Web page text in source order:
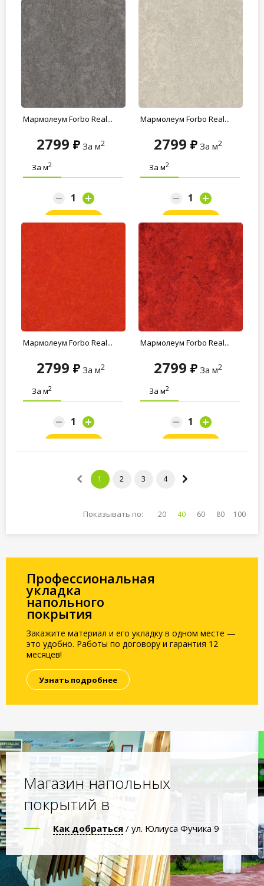
Мармолеум Forbo Real...
2799 За м2
За м2
Заказать
Мармолеум Forbo Real...
2799 За м2
За м2
Заказать
Мармолеум Forbo Real...
2799 За м2
За м2
Заказать
Мармолеум Forbo Real...
2799 За м2
За м2
Заказать
1 2 3 4
Показывать по: 20 40 60 80 100
Профессиональная
укладка
напольного
покрытия
Закажите материал и его укладку в одном месте —
это удобно. Работы по договору и гарантия 12
месяцев!
Узнать подробнее
Магазин напольных
покрытий в
Как добраться / ул. Юлиуса Фучика 9